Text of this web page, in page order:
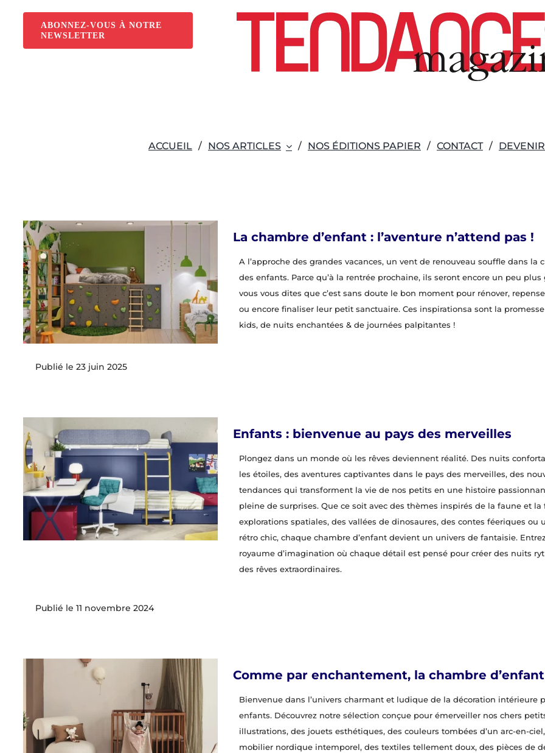
ABONNEZ-VOUS À NOTRE
NEWSLETTER
ACCUEIL NOS ARTICLES NOS ÉDITIONS PAPIER CONTACT
La chambre d’enfant : l’aventure n’attend pas !
A l’approche des grandes vacances, un vent de renouveau souffle dans la
des enfants. Parce qu’à la rentrée prochaine, ils seront encore un peu plus
vous vous dites que c’est sans doute le bon moment pour rénover,
ou encore finaliser leur petit sanctuaire. Ces inspirationsa sont la
kids, de nuits enchantées & de journées palpitantes !
23 juin 2025
Enfants : bienvenue au pays des merveilles
Plongez dans un monde où les rêves deviennent réalité. Des nuits
les étoiles, des aventures captivantes dans le pays des merveilles, des
tendances qui transforment la vie de nos petits en une histoire
pleine de surprises. Que ce soit avec des thèmes inspirés de la faune et la
explorations spatiales, des vallées de dinosaures, des contes féeriques ou
rétro chic, chaque chambre d’enfant devient un univers de fantaisie.
royaume d’imagination où chaque détail est pensé pour créer des nuits
des rêves extraordinaires.
11 novembre 2024
Comme par enchantement, la chambre d’enfant
Bienvenue dans l’univers charmant et ludique de la décoration intérieure
enfants. Découvrez notre sélection conçue pour émerveiller nos chers
illustrations, des jouets esthétiques, des couleurs tombées d’un arc-en-
mobilier nordique intemporel, des textiles tellement doux, des pièces de